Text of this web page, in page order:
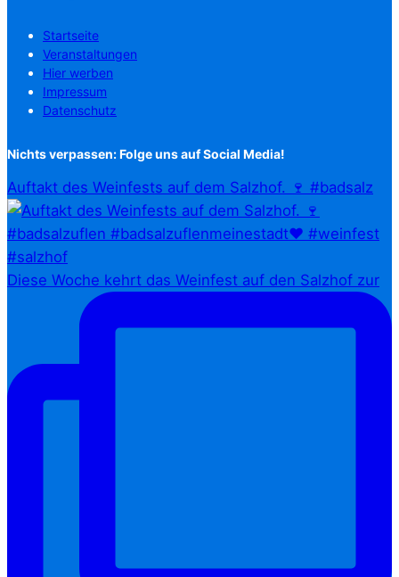
Startseite
Veranstaltungen
Hier werben
Impressum
Datenschutz
Nichts verpassen: Folge uns auf Social Media!
Auftakt des Weinfests auf dem Salzhof. 🍷 #badsalz
Diese Woche kehrt das Weinfest auf den Salzhof zur